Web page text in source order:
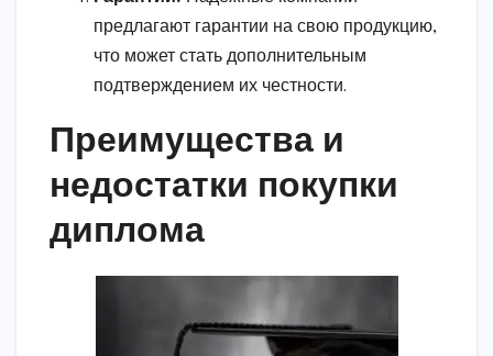
предлагают гарантии на свою продукцию,
что может стать дополнительным
подтверждением их честности.
Преимущества и
недостатки покупки
диплома